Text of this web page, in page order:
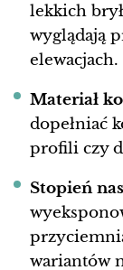
lekkich
wyglądają
elewacjach.
Materiał
dopełniać
profili czy
Stopień
wariantów